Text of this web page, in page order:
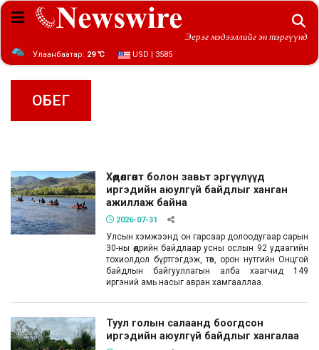
Эерэг мэдээллийг эн тэргүүнд
Улаанбаатар: 29 ℃ USD | 3585
ОБЕГ
Хөдөлгөөнт болон завьт эргүүлүүд
иргэдийн аюулгүй байдлыг ханган
ажиллаж байна
2026-07-31
Улсын хэмжээнд он гарсаар долоодугаар сарын
30-ны өдрийн байдлаар усны ослын 92 удаагийн
тохиолдол бүртгэгдэж, төв, орон нутгийн Онцгой
байдлын байгууллагын алба хаагчид 149
иргэний амь насыг авран хамгааллаа.
Туул голын салаанд боогдсон
иргэдийн аюулгүй байдлыг хангалаа